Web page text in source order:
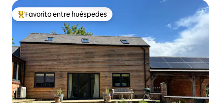
De los mejores en Favorito entre huéspedes
Favorito entre huéspedes